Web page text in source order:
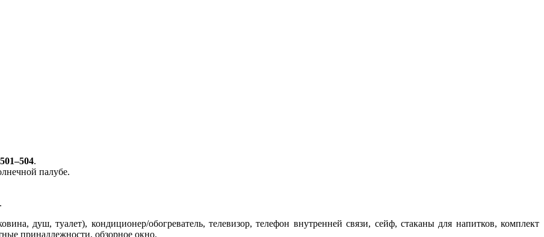
501–504.
палубе.
душ, туалет), кондиционер/обогреватель, телевизор, телефон внутренней связи, сейф, стаканы для напитков, комплект
принадлежности, обзорное окно.